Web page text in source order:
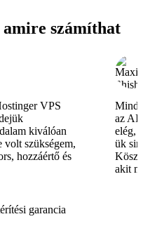
számíthat
VPS
kiválóan
volt szükségem,
hozzáértő és
az AI-
elég,
ük
akit
garancia